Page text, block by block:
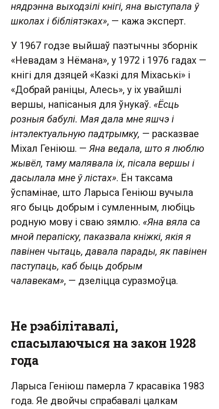
нядрэнна выходзілі кнігі, яна выступала ў
школах і бібліятэках», — кажа эксперт.
У 1967 годзе выйшаў паэтычны зборнік
«Невадам з Нёмана», у 1972 і 1976 гадах —
кнігі для дзяцей «Казкі для Міхаські» і
«Добрай раніцы, Алесь», у іх увайшлі
вершы, напісаныя для ўнукаў. «Ёсць
розныя бабулі. Мая дала мне яшчэ і
інтэлектуальную падтрымку, — расказвае
Міхал Геніюш. — Яна ведала, што я люблю
жывёл, таму малявала іх, пісала вершы і
дасылала мне ў лістах». Ён таксама
ўспамінае, што Ларыса Геніюш вучыла
яго быць добрым і сумленным, любіць
родную мову і сваю зямлю. «Яна вяла са
мной перапіску, паказвала кніжкі, якія я
павінен чытаць, давала парады, як павінен
паступаць, каб быць добрым
чалавекам», — дзеліцца суразмоўца.
Не рэабілітавалі,
спасылаючыся на закон 1928
года
Ларыса Геніюш памерла 7 красавіка 1983
года. Яе двойчы спрабавалі цалкам